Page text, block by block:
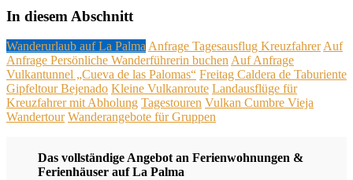
In diesem Abschnitt
Wanderurlaub auf La Palma Anfrage Tagesausflug Kreuzfahrer Auf
Anfrage Persönliche Wanderführerin buchen Auf Anfrage
Vulkantunnel „Cueva de las Palomas“ Freitag Caldera de Taburiente
Gipfeltour Bejenado Kleine Vulkanroute Landausflüge für
Kreuzfahrer mit Abholung Tagestouren Vulkan Cumbre Vieja
Wandertour Wanderangebote für Gruppen
Das vollständige Angebot an Ferienwohnungen &
Ferienhäuser auf La Palma